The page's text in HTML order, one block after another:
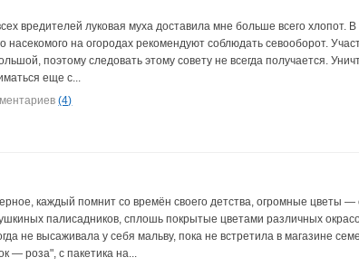
вредителей луковая муха доставила мне больше всего хлопот.
насекомого на огородах рекомендуют соблюдать севооборот.
поэтому следовать этому совету не всегда получается.
еще с...
(4)
каждый помнит со времён своего детства, огромные цветы
палисадников, сплошь покрытые цветами различных
не высаживала у себя мальву, пока не встретила в магазине
— роза", с пакетика на...